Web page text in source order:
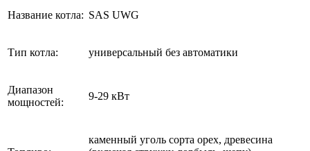
Название котла: SAS UWG
Тип котла: универсальный без автоматики
Диапазон
мощностей:
9-29 кВт
каменный уголь сорта орех, древесина